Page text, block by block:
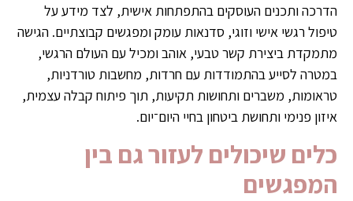
הדרכה ותכנים העוסקים בהתפתחות אישית, לצד מידע על
טיפול רגשי אישי וזוגי, סדנאות עומק ומפגשים קבוצתיים. הגישה
מתמקדת ביצירת קשר טבעי, אוהב ומכיל עם העולם הרגשי,
במטרה לסייע בהתמודדות עם חרדות, מחשבות טורדניות,
טראומות, משברים ותחושות תקיעות, תוך פיתוח קבלה עצמית,
איזון פנימי ותחושת ביטחון בחיי היום־יום.
כלים שיכולים לעזור גם בין
המפגשים